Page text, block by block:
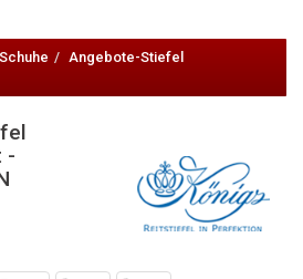
Angebote-Stiefel
-